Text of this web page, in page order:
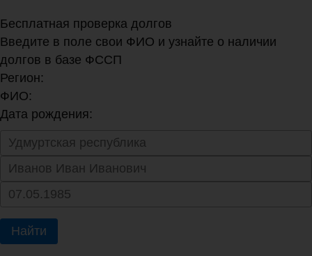
Бесплатная проверка долгов
Введите в поле свои ФИО и узнайте о наличии
долгов в базе ФССП
Регион:
ФИО:
Дата рождения:
Найти